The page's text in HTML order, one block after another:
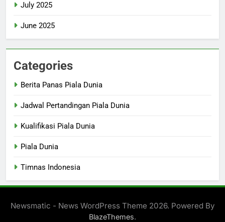
July 2025
June 2025
Categories
Berita Panas Piala Dunia
Jadwal Pertandingan Piala Dunia
Kualifikasi Piala Dunia
Piala Dunia
Timnas Indonesia
Newsmatic - News WordPress Theme 2026. Powered By
BlazeThemes.